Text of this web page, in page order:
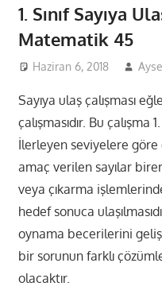
1. Sınıf Sayıya
Matematik 45
Haziran 6, 2018 Ayse
Sayıya ulaş çalışması
çalışmasıdır. Bu çalışma
İlerleyen seviyelere göre
amaç verilen sayılar
veya çıkarma
hedef sonuca
oynama becerilerini
bir sorunun farklı
olacaktır.